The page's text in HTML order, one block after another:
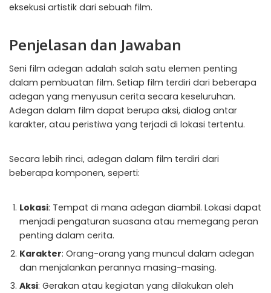
eksekusi artistik dari sebuah film.
Penjelasan dan Jawaban
Seni film adegan adalah salah satu elemen penting
dalam pembuatan film. Setiap film terdiri dari beberapa
adegan yang menyusun cerita secara keseluruhan.
Adegan dalam film dapat berupa aksi, dialog antar
karakter, atau peristiwa yang terjadi di lokasi tertentu.
Secara lebih rinci, adegan dalam film terdiri dari
beberapa komponen, seperti:
Lokasi: Tempat di mana adegan diambil. Lokasi dapat
menjadi pengaturan suasana atau memegang peran
penting dalam cerita.
Karakter: Orang-orang yang muncul dalam adegan
dan menjalankan perannya masing-masing.
Aksi: Gerakan atau kegiatan yang dilakukan oleh